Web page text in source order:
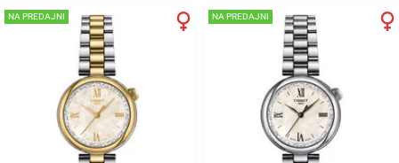
NA PREDAJNI NA PREDAJNI